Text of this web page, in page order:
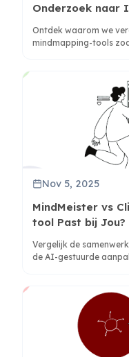
Onderzoek naar
Ontdek waarom we
mindmapping-tools
Nov 5, 2025
MindMeister vs
tool Past bij Jou?
Vergelijk de
de AI-gestuurde